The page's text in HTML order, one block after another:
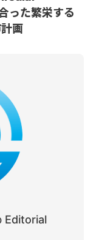
った繁栄する
画
Editorial